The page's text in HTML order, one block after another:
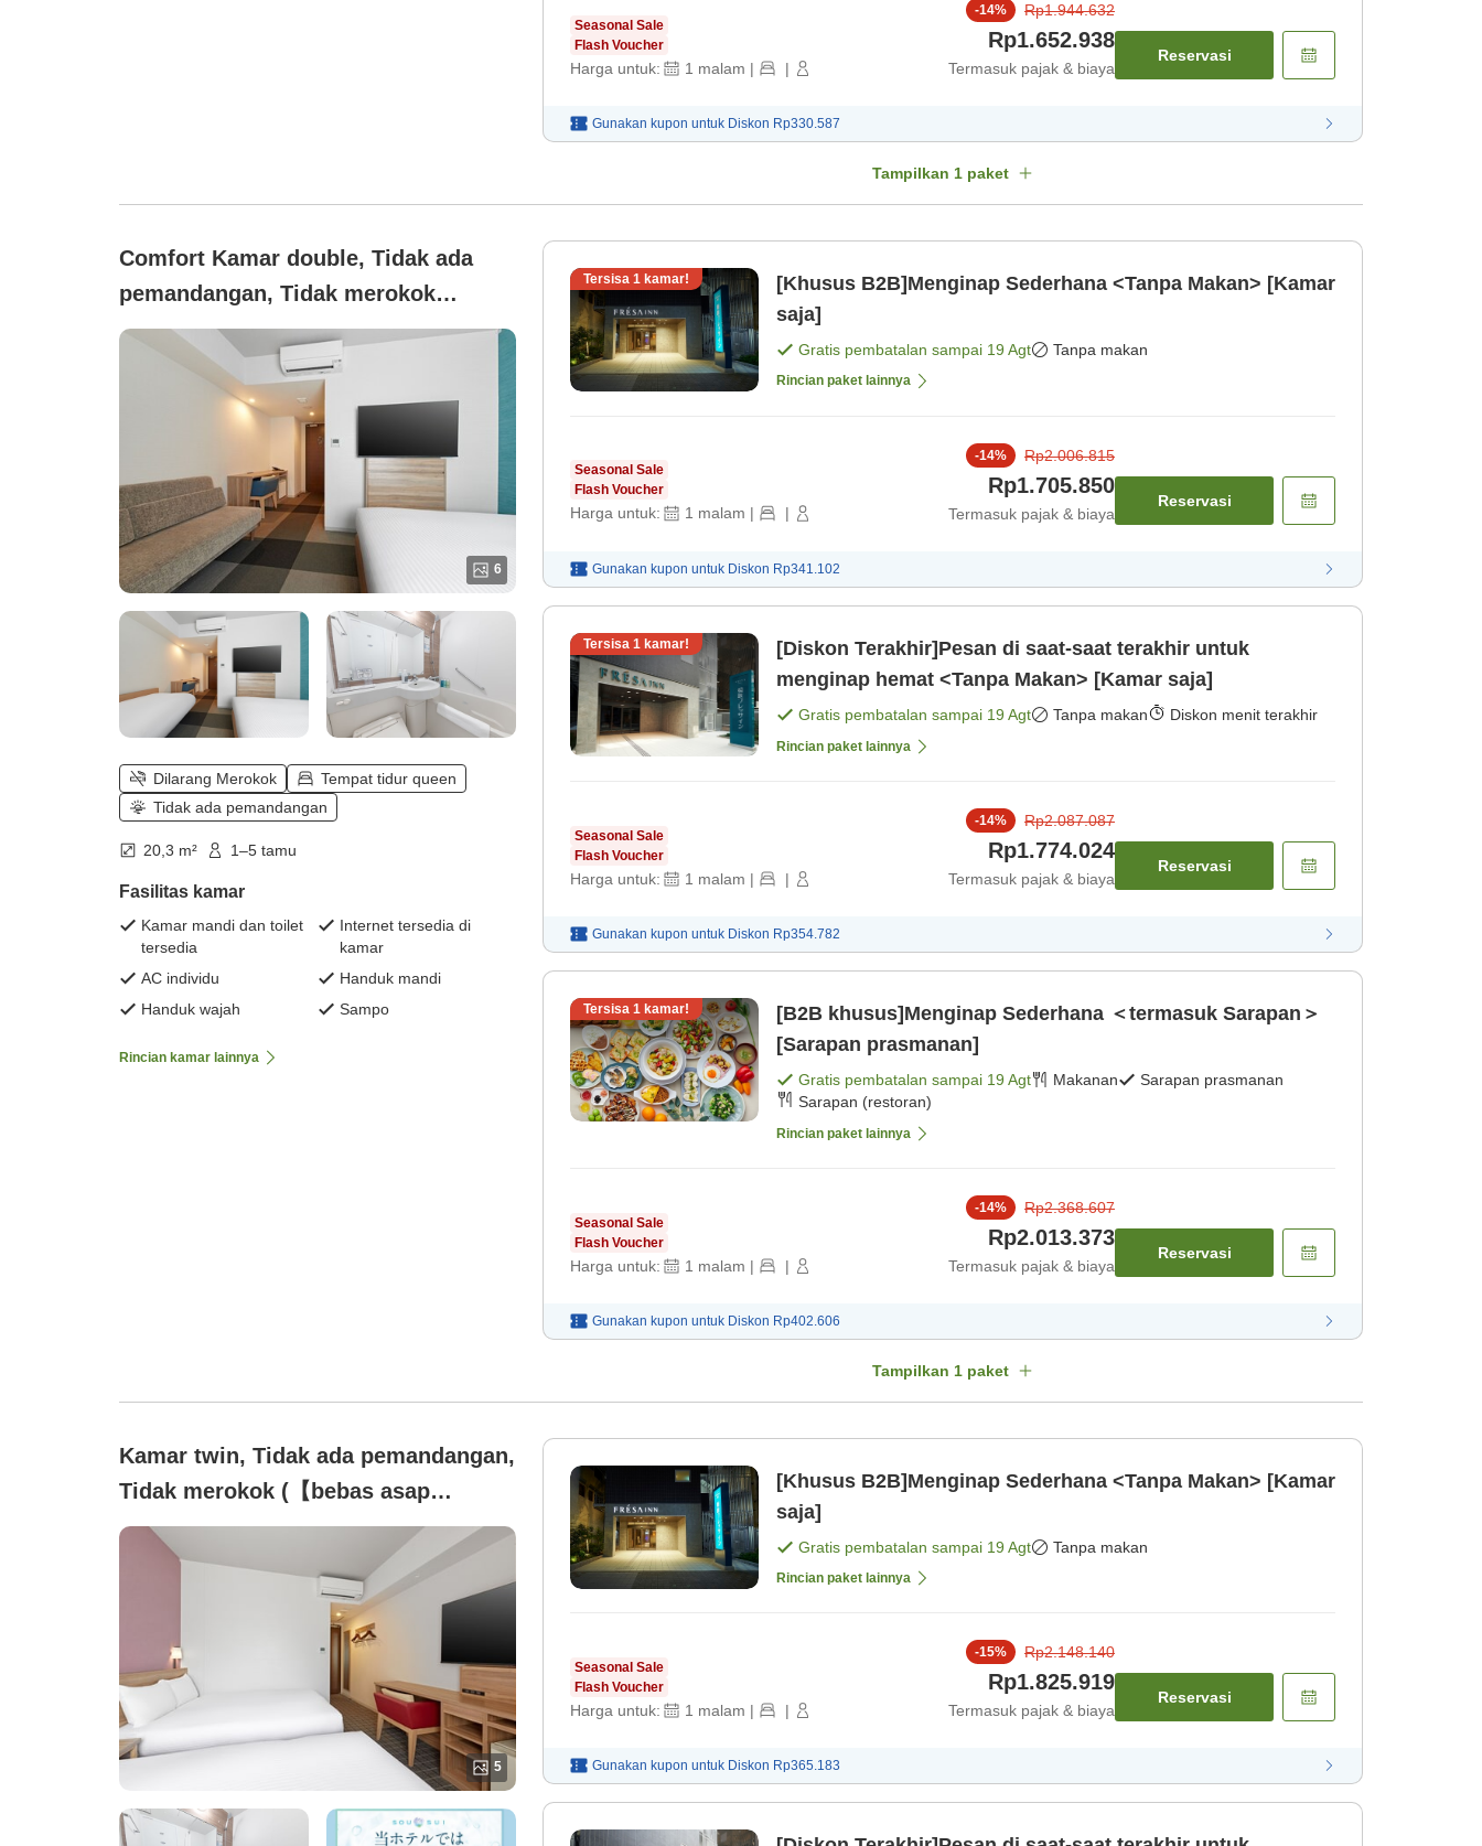
Seasonal Sale
Flash Voucher
Harga untuk: 1 malam | |
-14% Rp1.944.632
Rp1.652.938
Termasuk pajak & biaya
Reservasi
Gunakan kupon untuk Diskon Rp330.587
Tampilkan 1 paket
Comfort Kamar double, Tidak ada
pemandangan, Tidak merokok
(【bebas asap rokok】Kenyamanan
Double＜Kasur 160cm＞)
6
Dilarang Merokok
Tempat tidur queen
Tidak ada pemandangan
20,3 m² 1–5 tamu
Fasilitas kamar
Kamar mandi dan toilet
tersedia
Internet tersedia di
kamar
AC individu
Handuk mandi
Handuk wajah
Sampo
Rincian kamar lainnya
Tersisa 1 kamar!
[Khusus B2B]Menginap Sederhana <Tanpa Makan> [Kamar
saja]
Gratis pembatalan sampai 19 Agt Tanpa makan
Rincian paket lainnya
Seasonal Sale
Flash Voucher
Harga untuk: 1 malam | |
-14% Rp2.006.815
Rp1.705.850
Termasuk pajak & biaya
Reservasi
Gunakan kupon untuk Diskon Rp341.102
Tersisa 1 kamar!
[Diskon Terakhir]Pesan di saat-saat terakhir untuk
menginap hemat <Tanpa Makan> [Kamar saja]
Gratis pembatalan sampai 19 Agt Tanpa makan Diskon menit terakhir
Rincian paket lainnya
Seasonal Sale
Flash Voucher
Harga untuk: 1 malam | |
-14% Rp2.087.087
Rp1.774.024
Termasuk pajak & biaya
Reservasi
Gunakan kupon untuk Diskon Rp354.782
Tersisa 1 kamar!
[B2B khusus]Menginap Sederhana ＜termasuk Sarapan＞
[Sarapan prasmanan]
Gratis pembatalan sampai 19 Agt Makanan
Sarapan prasmanan
Sarapan (restoran)
Rincian paket lainnya
Seasonal Sale
Flash Voucher
Harga untuk: 1 malam | |
-14% Rp2.368.607
Rp2.013.373
Termasuk pajak & biaya
Reservasi
Gunakan kupon untuk Diskon Rp402.606
Tampilkan 1 paket
Kamar twin, Tidak ada pemandangan,
Tidak merokok (【bebas asap
rokok】kamar twin＜tempat tidur
masing-masing 120cm＞16,5 meter
5
[Khusus B2B]Menginap Sederhana <Tanpa Makan> [Kamar
saja]
Gratis pembatalan sampai 19 Agt Tanpa makan
Rincian paket lainnya
Seasonal Sale
Flash Voucher
Harga untuk: 1 malam | |
-15% Rp2.148.140
Rp1.825.919
Termasuk pajak & biaya
Reservasi
Gunakan kupon untuk Diskon Rp365.183